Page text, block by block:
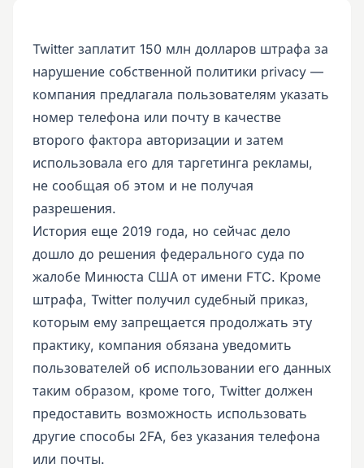
Twitter заплатит 150 млн долларов штрафа за
нарушение собственной политики privacy —
компания предлагала пользователям указать
номер телефона или почту в качестве
второго фактора авторизации и затем
использовала его для таргетинга рекламы,
не сообщая об этом и не получая
разрешения.
История еще 2019 года, но сейчас дело
дошло до решения федерального суда по
жалобе Минюста США от имени FTC. Кроме
штрафа, Twitter получил судебный приказ,
которым ему запрещается продолжать эту
практику, компания обязана уведомить
пользователей об использовании его данных
таким образом, кроме того, Twitter должен
предоставить возможность использовать
другие способы 2FA, без указания телефона
или почты.